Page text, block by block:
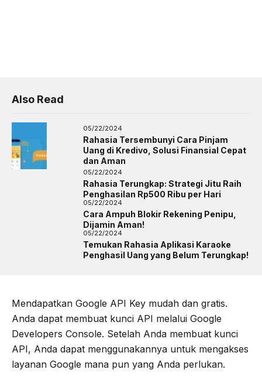
Also Read
05/22/2024
Rahasia Tersembunyi Cara Pinjam
Uang di Kredivo, Solusi Finansial Cepat
dan Aman
05/22/2024
Rahasia Terungkap: Strategi Jitu Raih
Penghasilan Rp500 Ribu per Hari
05/22/2024
Cara Ampuh Blokir Rekening Penipu,
Dijamin Aman!
05/22/2024
Temukan Rahasia Aplikasi Karaoke
Penghasil Uang yang Belum Terungkap!
Mendapatkan Google API Key mudah dan gratis.
Anda dapat membuat kunci API melalui Google
Developers Console. Setelah Anda membuat kunci
API, Anda dapat menggunakannya untuk mengakses
layanan Google mana pun yang Anda perlukan.